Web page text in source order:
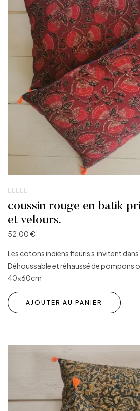
coussin rouge en batik
et velours.
52.00€
Les cotons indiens fleuris s’invitent dans
Déhoussable et réhaussé de pompons
40x60cm
AJOUTER AU PANIER